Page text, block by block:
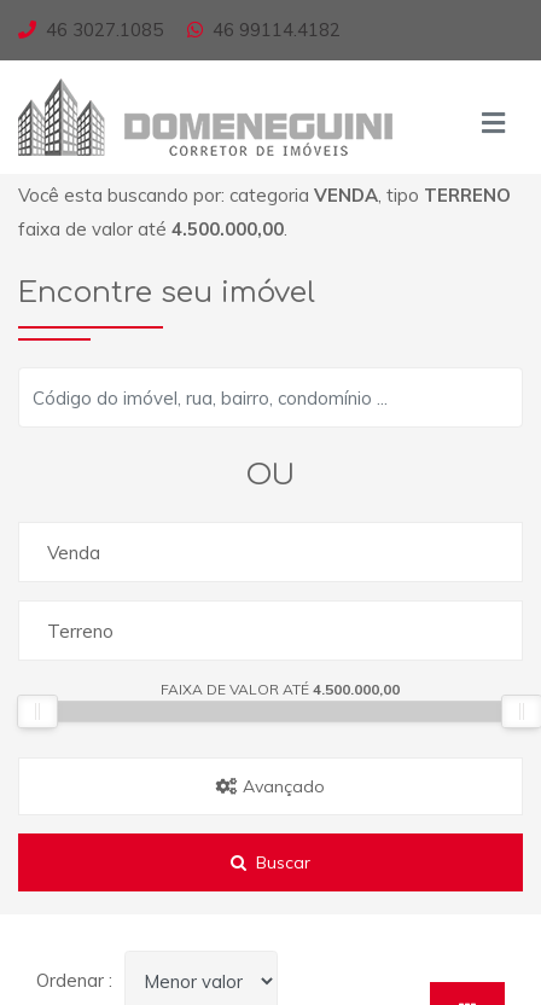
46 3027.1085 46 99114.4182
Você esta buscando por: categoria VENDA , tipo TERRENO
faixa de valor até 4.500.000,00
Encontre seu imóvel
OU
Venda
Terreno
FAIXA DE VALOR ATÉ 4.500.000,00
Avançado
Buscar
Ordenar :